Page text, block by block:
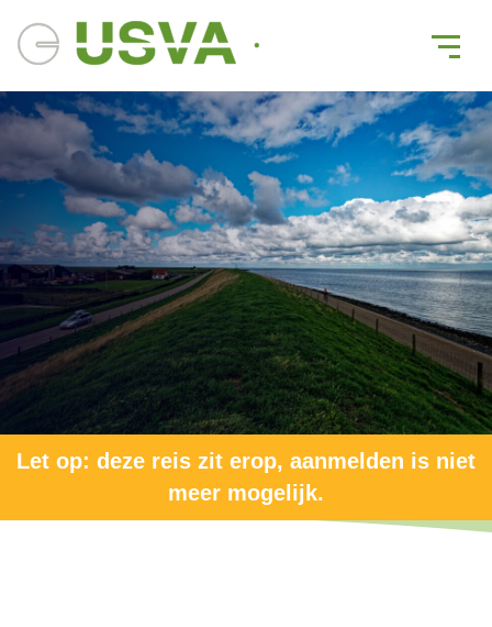
Fietsen over Waddeneiland
Texel
Frisse zeelucht, brede fietspaden en eindeloze vergezichten
Afwisselend landschap: duinen, strand en polder
Uitstekende fietspaden
Verblijf op comfortabel vakantiepark
Permanente begeleiding op en naast de fiets
Let op: deze reis zit erop, aanmelden is niet
meer mogelijk.